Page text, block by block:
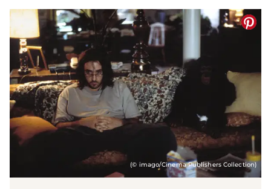
(© imago/Cinema Publishers Collection)